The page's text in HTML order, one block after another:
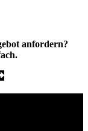
anfordern?